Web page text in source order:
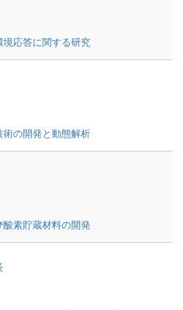
応答に関する研究
の開発と動態解析
素貯蔵材料の開発